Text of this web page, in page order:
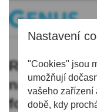
Nastavení
"Cookies" jsou
umožňují
vašeho zařízení
době, kdy
Rostoucí
nahoru
fotovoltaiku